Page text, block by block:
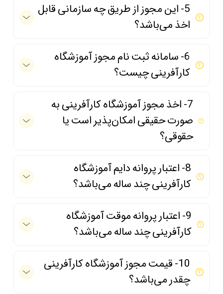
5- این مجوز از طریق چه سازمانی قابل
اخذ می‌باشد؟
6- سامانه ثبت نام مجوز آموزشگاه
کارآفرینی چیست؟
7- اخذ مجوز آموزشگاه کارآفرینی به
صورت حقیقی امکان‌پذیر است یا
حقوقی؟
8- اعتبار پروانه دایم آموزشگاه
کارآفرینی چند ساله می‌باشد؟
9- اعتبار پروانه موقت آموزشگاه
کارآفرینی چند ساله می‌باشد؟
10- قیمت مجوز آموزشگاه کارآفرینی
چقدر می‌باشد؟